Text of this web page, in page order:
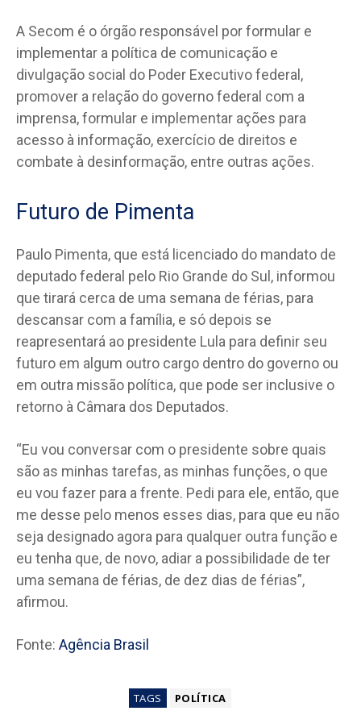
A Secom é o órgão responsável por formular e
implementar a política de comunicação e
divulgação social do Poder Executivo federal,
promover a relação do governo federal com a
imprensa, formular e implementar ações para
acesso à informação, exercício de direitos e
combate à desinformação, entre outras ações.
Futuro de Pimenta
Paulo Pimenta, que está licenciado do mandato de
deputado federal pelo Rio Grande do Sul, informou
que tirará cerca de uma semana de férias, para
descansar com a família, e só depois se
reapresentará ao presidente Lula para definir seu
futuro em algum outro cargo dentro do governo ou
em outra missão política, que pode ser inclusive o
retorno à Câmara dos Deputados.
“Eu vou conversar com o presidente sobre quais
são as minhas tarefas, as minhas funções, o que
eu vou fazer para a frente. Pedi para ele, então, que
me desse pelo menos esses dias, para que eu não
seja designado agora para qualquer outra função e
eu tenha que, de novo, adiar a possibilidade de ter
uma semana de férias, de dez dias de férias”,
afirmou.
Fonte: Agência Brasil
TAGS POLÍTICA